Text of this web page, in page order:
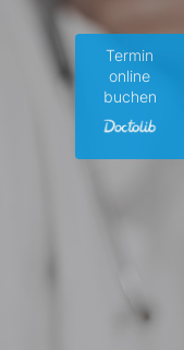
Termin
online
buchen